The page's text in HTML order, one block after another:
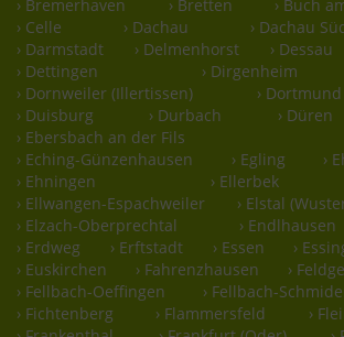
› Bremerhaven
› Bretten › Buch
› Celle
› Dachau › Dachau
› Darmstadt
› Delmenhorst › Dessau
› Dettingen
› Dirgenheim
› Dornweiler (Illertissen)
› Dortmund
› Duisburg
› Durbach › Düren
› Ebersbach an der Fils
› Eching-Günzenhausen
› Egling
›
› Ehningen
› Ellerbek
› Ellwangen-Espachweiler
› Elstal
› Elzach-Oberprechtal
› Endlhausen
› Erdweg
› Erftstadt › Essen ›
› Euskirchen
› Fahrenzhausen ›
› Fellbach-Oeffingen
› Fellbach-
› Fichtenberg
› Flammersfeld ›